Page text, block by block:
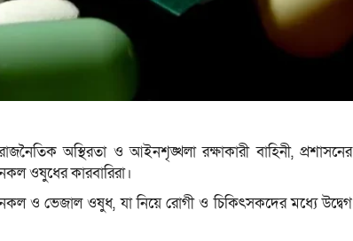
অস্থিরতা ও আইনশৃঙ্খলা রক্ষাকারী বাহিনী, প্রশাসনের
ওষুধের কারবারিরা।
ও ভেজাল ওষুধ, যা নিয়ে রোগী ও চিকিৎসকদের মধ্যে উদ্বেগ